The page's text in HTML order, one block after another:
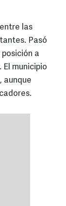
las
Pasó
a
municipio
aunque